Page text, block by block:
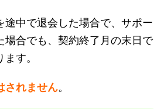
途中で退会した場合で、サポー
場合でも、契約終了月の末日で
す。
されません。